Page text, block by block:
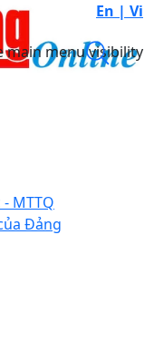
En | Vi
main menu visibility
MTTQ
Đảng